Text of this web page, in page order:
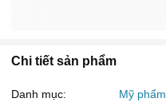
Chi tiết sản phẩm
Danh mục: Mỹ phẩm